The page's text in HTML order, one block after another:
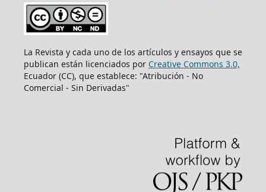
La Revista y cada uno de los artículos y ensayos que se
publican están licenciados por Creative Commons 3.0,
Ecuador (CC), que establece: "Atribución - No
Comercial - Sin Derivadas"